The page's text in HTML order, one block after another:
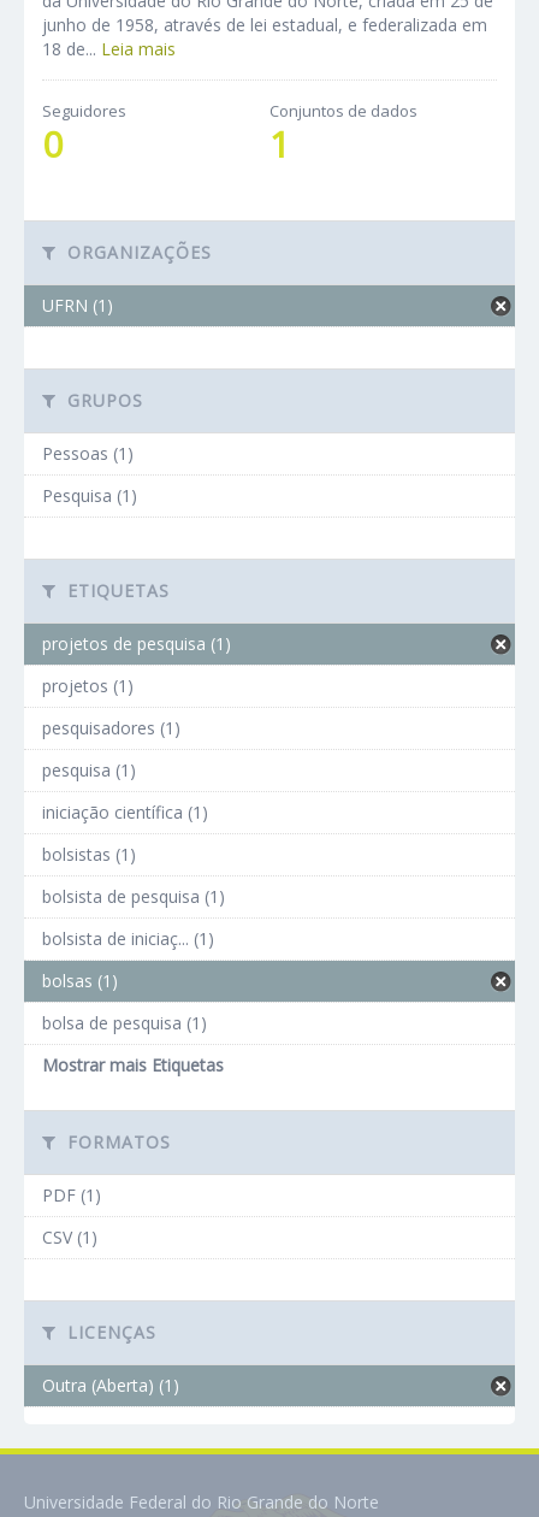
junho de 1958, através de lei estadual, e federalizada em
18 de... Leia mais
Seguidores
0
Conjuntos de dados
1
ORGANIZAÇÕES
UFRN (1)
GRUPOS
Pessoas (1)
Pesquisa (1)
ETIQUETAS
projetos de pesquisa (1)
projetos (1)
pesquisadores (1)
pesquisa (1)
iniciação científica (1)
bolsistas (1)
bolsista de pesquisa (1)
bolsista de iniciaç... (1)
bolsas (1)
bolsa de pesquisa (1)
Mostrar mais Etiquetas
FORMATOS
PDF (1)
CSV (1)
LICENÇAS
Outra (Aberta) (1)
Universidade Federal do Rio Grande do Norte